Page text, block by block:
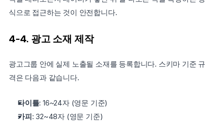
식으로 접근하는 것이 안전합니다.
4-4. 광고 소재 제작
광고그룹 안에 실제 노출될 소재를 등록합니다. 스키마 기준 규
격은 다음과 같습니다.
타이틀: 16~24자 (영문 기준)
카피: 32~48자 (영문 기준)